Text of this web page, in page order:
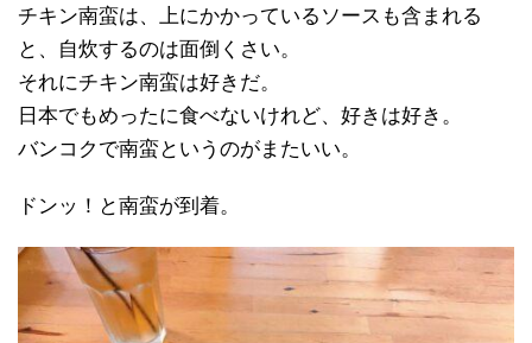
チキン南蛮は、上にかかっているソースも含まれる
と、自炊するのは面倒くさい。
それにチキン南蛮は好きだ。
日本でもめったに食べないけれど、好きは好き。
バンコクで南蛮というのがまたいい。
ドンッ！と南蛮が到着。